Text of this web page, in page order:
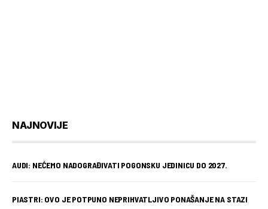
NAJNOVIJE
AUDI: NEĆEMO NADOGRAĐIVATI POGONSKU JEDINICU DO 2027.
PIASTRI: OVO JE POTPUNO NEPRIHVATLJIVO PONAŠANJE NA STAZI